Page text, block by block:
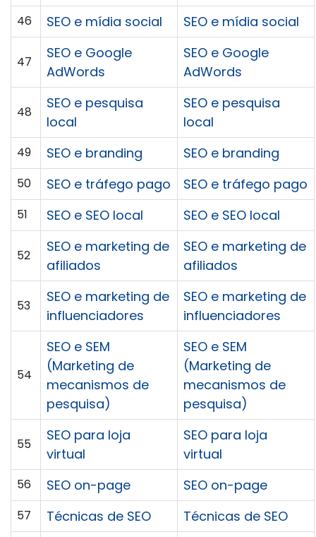
46 SEO e mídia social SEO e mídia social
47
SEO e Google
AdWords
SEO e Google
AdWords
48
SEO e pesquisa
local
SEO e pesquisa
local
49 SEO e branding SEO e branding
50 SEO e tráfego pago SEO e tráfego pago
51 SEO e SEO local SEO e SEO local
52
SEO e marketing de
afiliados
SEO e marketing de
afiliados
53
SEO e marketing de
influenciadores
SEO e marketing de
influenciadores
54
SEO e SEM
(Marketing de
mecanismos de
pesquisa)
SEO e SEM
(Marketing de
mecanismos de
pesquisa)
55
SEO para loja
virtual
SEO para loja
virtual
56 SEO on-page SEO on-page
57 Técnicas de SEO Técnicas de SEO